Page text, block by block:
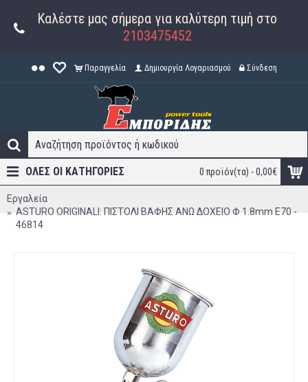
Καλέστε μας σήμερα για καλύτερη τιμή στο
2103475452
Παραγγελία Δημιουργία Λογαριασμού Σύνδεση
0 προϊόν(τα) - 0,00€
ΟΛΕΣ ΟΙ ΚΑΤΗΓΟΡΊΕΣ
Εργαλεία
ASTURO ORIGINALI: ΠΙΣΤΟΛΙ ΒΑΦΗΣ ΑΝΩ ΔΟΧΕΙΟ Φ 1.8mm E70 -
46814